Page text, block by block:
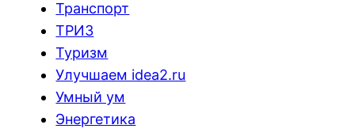
Транспорт
ТРИЗ
Туризм
Улучшаем idea2.ru
Умный ум
Энергетика